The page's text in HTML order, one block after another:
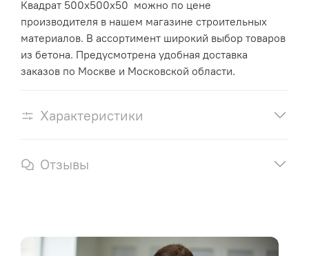
Квадрат 500х500х50 можно по цене
производителя в нашем магазине строительных
материалов. В ассортимент широкий выбор товаров
из бетона. Предусмотрена удобная доставка
заказов по Москве и Московской области.
Характеристики
Отзывы